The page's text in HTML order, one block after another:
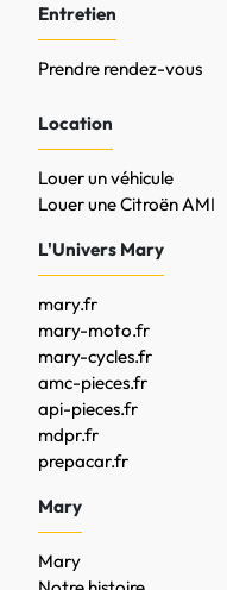
Entretien
Prendre rendez-vous
Location
Louer un véhicule
Louer une Citroën AMI
L'Univers Mary
mary.fr
mary-moto.fr
mary-cycles.fr
amc-pieces.fr
api-pieces.fr
mdpr.fr
prepacar.fr
Mary
Mary